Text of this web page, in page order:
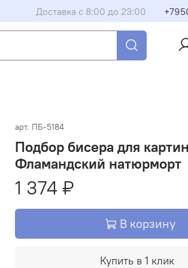
Доставка с 8:00 до 23:00
арт. ПБ-5184
Подбор бисера для
Фламандский натюрморт
1 374 ₽
В корзину
Купить в 1 клик